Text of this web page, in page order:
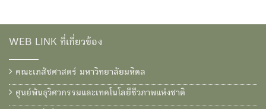
WEB LINK ที่เกี่ยวข้อง
คณะเภสัชศาสตร์ มหาวิทยาลัยมหิดล
ศูนย์พันธุวิศวกรรมและเทคโนโลยีชีวภาพแห่งชาติ